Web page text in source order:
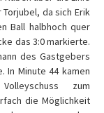
da sich Erik
Ball halbhoch quer
das 3:0 markierte.
des Gastgebers
In Minute 44 kamen
zum
die Möglichkeit